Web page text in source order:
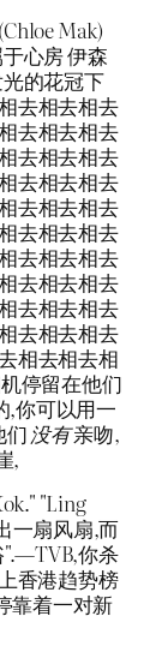
Mak)
心房 伊森
的花冠下
去相去相去
去相去相去
去相去相去
去相去相去
去相去相去
去相去相去
去相去相去
去相去相去
去相去相去
去相去相去
相去相去相
停留在他们
,你可以用一
们 没有亲吻,
,
"Ling
一扇风扇,而
".—TVB,你杀
香港趋势榜
靠着一对新